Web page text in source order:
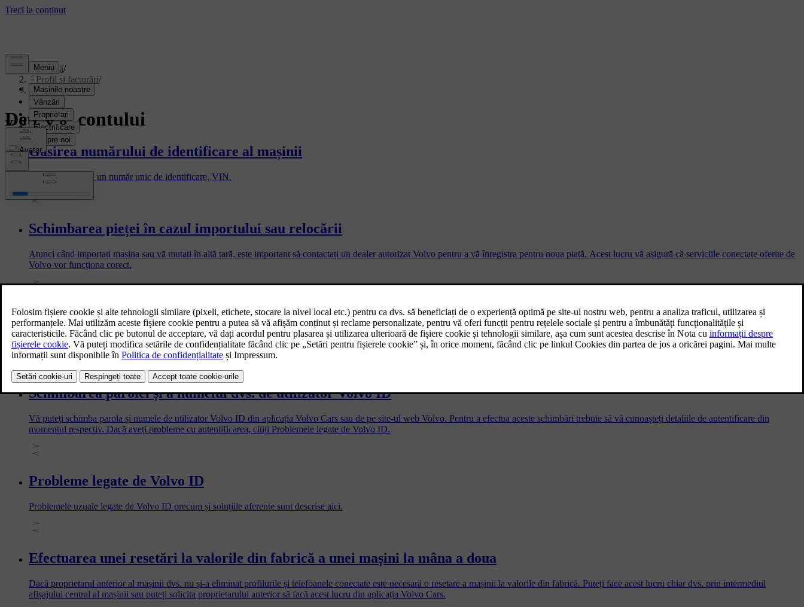
Asistență/
Profil și facturări/
Detaliile contului
Detaliile contului
Găsirea numărului de identificare al mașinii
Toate mașinile au un număr unic de identificare, VIN.
Schimbarea pieței în cazul importului sau relocării
Atunci când importați mașina sau vă mutați în altă țară, este important să contactați un dealer autorizat Volvo pentru a vă înregistra pentru noua piață. Acest lucru vă asigură că serviciile conectate oferite de
Volvo vor funcționa corect.
Schimbarea proprietarului utilizând serviciile conectate
În cazul schimbării proprietarului utilizând serviciile conectate, există anumiți pași care trebuie parcurși atât de către proprietarul anterior cât și de către noul proprietar.
Schimbarea parolei și a numelui dvs. de utilizator Volvo ID
Vă puteți schimba parola și numele de utilizator Volvo ID din aplicația Volvo Cars sau de pe site-ul web Volvo. Pentru a efectua aceste schimbări trebuie să vă cunoașteți detaliile de autentificare din
momentul respectiv. Dacă aveți probleme cu autentificarea, citiți Problemele legate de Volvo ID.
Probleme legate de Volvo ID
Problemele uzuale legate de Volvo ID precum și soluțiile aferente sunt descrise aici.
Efectuarea unei resetări la valorile din fabrică a unei mașini la mâna a doua
Dacă proprietarul anterior al mașinii dvs. nu și-a eliminat profilurile și telefoanele conectate este necesară o resetare a mașinii la valorile din fabrică. Puteți face acest lucru chiar dvs. prin intermediul
afișajului central al mașinii sau puteți solicita proprietarului anterior să facă acest lucru din aplicația Volvo Cars.